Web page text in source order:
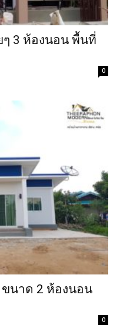
ๆ 3 ห้องนอน พื้นที่
0
นาด 2 ห้องนอน
0